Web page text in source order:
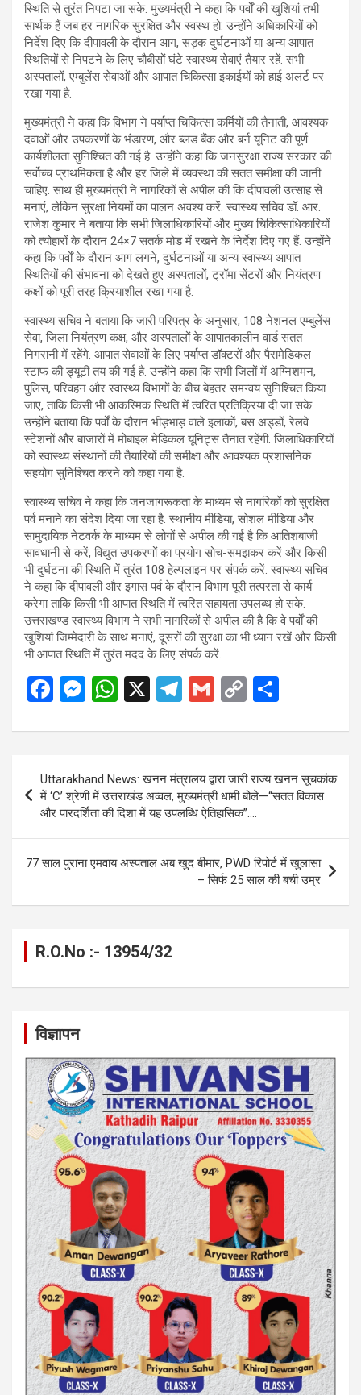
स्थिति से तुरंत निपटा जा सके. मुख्यमंत्री ने कहा कि पर्वों की खुशियां तभी
सार्थक हैं जब हर नागरिक सुरक्षित और स्वस्थ हो. उन्होंने अधिकारियों को
निर्देश दिए कि दीपावली के दौरान आग, सड़क दुर्घटनाओं या अन्य आपात
स्थितियों से निपटने के लिए चौबीसों घंटे स्वास्थ्य सेवाएं तैयार रहें. सभी
अस्पतालों, एम्बुलेंस सेवाओं और आपात चिकित्सा इकाईयों को हाई अलर्ट पर
रखा गया है.
मुख्यमंत्री ने कहा कि विभाग ने पर्याप्त चिकित्सा कर्मियों की तैनाती, आवश्यक
दवाओं और उपकरणों के भंडारण, और ब्लड बैंक और बर्न यूनिट की पूर्ण
कार्यशीलता सुनिश्चित की गई है. उन्होंने कहा कि जनसुरक्षा राज्य सरकार की
सर्वोच्च प्राथमिकता है और हर जिले में व्यवस्था की सतत समीक्षा की जानी
चाहिए. साथ ही मुख्यमंत्री ने नागरिकों से अपील की कि दीपावली उत्साह से
मनाएं, लेकिन सुरक्षा नियमों का पालन अवश्य करें. स्वास्थ्य सचिव डॉ. आर.
राजेश कुमार ने बताया कि सभी जिलाधिकारियों और मुख्य चिकित्साधिकारियों
को त्योहारों के दौरान 24×7 सतर्क मोड में रखने के निर्देश दिए गए हैं. उन्होंने
कहा कि पर्वों के दौरान आग लगने, दुर्घटनाओं या अन्य स्वास्थ्य आपात
स्थितियों की संभावना को देखते हुए अस्पतालों, ट्रॉमा सेंटरों और नियंत्रण
कक्षों को पूरी तरह क्रियाशील रखा गया है.
स्वास्थ्य सचिव ने बताया कि जारी परिपत्र के अनुसार, 108 नेशनल एम्बुलेंस
सेवा, जिला नियंत्रण कक्ष, और अस्पतालों के आपातकालीन वार्ड सतत
निगरानी में रहेंगे. आपात सेवाओं के लिए पर्याप्त डॉक्टरों और पैरामेडिकल
स्टाफ की ड्यूटी तय की गई है. उन्होंने कहा कि सभी जिलों में अग्निशमन,
पुलिस, परिवहन और स्वास्थ्य विभागों के बीच बेहतर समन्वय सुनिश्चित किया
जाए, ताकि किसी भी आकस्मिक स्थिति में त्वरित प्रतिक्रिया दी जा सके.
उन्होंने बताया कि पर्वों के दौरान भीड़भाड़ वाले इलाकों, बस अड्डों, रेलवे
स्टेशनों और बाजारों में मोबाइल मेडिकल यूनिट्स तैनात रहेंगी. जिलाधिकारियों
को स्वास्थ्य संस्थानों की तैयारियों की समीक्षा और आवश्यक प्रशासनिक
सहयोग सुनिश्चित करने को कहा गया है.
स्वास्थ्य सचिव ने कहा कि जनजागरूकता के माध्यम से नागरिकों को सुरक्षित
पर्व मनाने का संदेश दिया जा रहा है. स्थानीय मीडिया, सोशल मीडिया और
सामुदायिक नेटवर्क के माध्यम से लोगों से अपील की गई है कि आतिशबाजी
सावधानी से करें, विद्युत उपकरणों का प्रयोग सोच-समझकर करें और किसी
भी दुर्घटना की स्थिति में तुरंत 108 हेल्पलाइन पर संपर्क करें. स्वास्थ्य सचिव
ने कहा कि दीपावली और इगास पर्व के दौरान विभाग पूरी तत्परता से कार्य
करेगा ताकि किसी भी आपात स्थिति में त्वरित सहायता उपलब्ध हो सके.
उत्तराखण्ड स्वास्थ्य विभाग ने सभी नागरिकों से अपील की है कि वे पर्वों की
खुशियां जिम्मेदारी के साथ मनाएं, दूसरों की सुरक्षा का भी ध्यान रखें और किसी
भी आपात स्थिति में तुरंत मदद के लिए संपर्क करें.
F
ce
o
o
k
M
se
g
er
W
at
A
p
p
X
T
e
a
m
G
ail
C
py
n
k
ar
navigation
Uttarakhand News: खनन मंत्रालय द्वारा जारी राज्य खनन सूचकांक
में ‘C’ श्रेणी में उत्तराखंड अव्वल, मुख्यमंत्री धामी बोले—“सतत विकास
और पारदर्शिता की दिशा में यह उपलब्धि ऐतिहासिक”….
77 साल पुराना एमवाय अस्पताल अब खुद बीमार, PWD रिपोर्ट में खुलासा
– सिर्फ 25 साल की बची उम्र
R.O.No :- 13954/32
विज्ञापन